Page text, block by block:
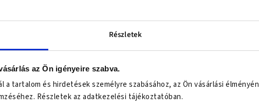
Részletek
az Ön igényeire szabva.
a tartalom és hirdetések személyre szabásához, az Ön vásárlási
Részletek az adatkezelési tájékoztatóban.
oldásáról szeretettel! Válaszd az 1000 mg hatóanyag-
spektrumú CBD olaj kutyáknak és macskáknak1000 mg CBD
mentes termék. Nem tartalmaz hozzáadott cukrot,
olajéval.Egy csepp olaj kb. 1 mg CBD-t tartalmaz.
készítmény kiválóan alkalmas bármilyen fennálló